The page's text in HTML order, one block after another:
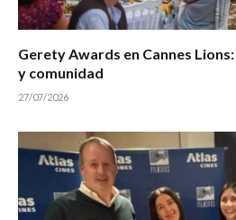
Gerety Awards en Cannes
y comunidad
27/07/2026